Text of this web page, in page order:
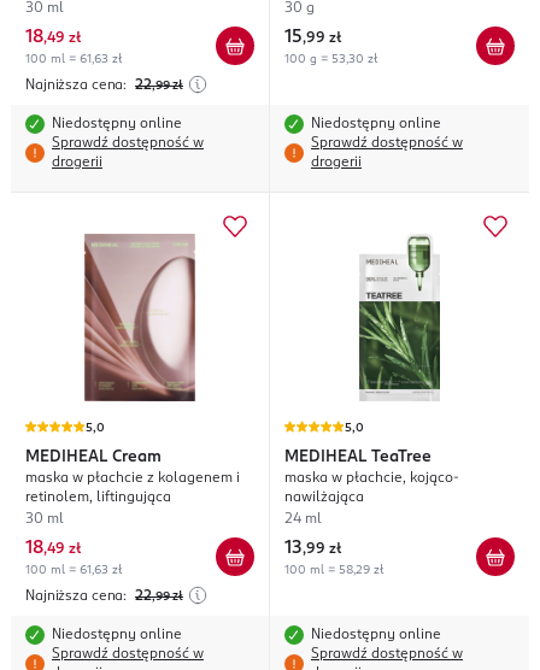
30 ml
18,49 zł
100 ml = 61,63 zł
Najniższa cena: 22,99 zł
Niedostępny online
Sprawdź dostępność w
drogerii
30 g
15,99 zł
100 g = 53,30 zł
Niedostępny online
Sprawdź dostępność w
drogerii
5,0
MEDIHEAL Cream
maska w płachcie z kolagenem i
retinolem, liftingująca
30 ml
18,49 zł
100 ml = 61,63 zł
Najniższa cena: 22,99 zł
Niedostępny online
Sprawdź dostępność w
5,0
MEDIHEAL TeaTree
maska w płachcie, kojąco-
nawilżająca
24 ml
13,99 zł
100 ml = 58,29 zł
Niedostępny online
Sprawdź dostępność w